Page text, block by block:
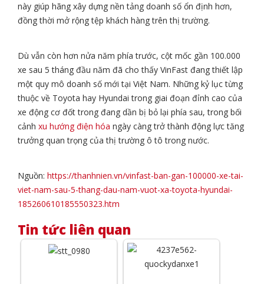
này giúp hãng xây dựng nền tảng doanh số ổn định hơn,
đồng thời mở rộng tệp khách hàng trên thị trường.
Dù vẫn còn hơn nửa năm phía trước, cột mốc gần 100.000
xe sau 5 tháng đầu năm đã cho thấy VinFast đang thiết lập
một quy mô doanh số mới tại Việt Nam. Những kỷ lục từng
thuộc về Toyota hay Hyundai trong giai đoạn đỉnh cao của
xe động cơ đốt trong đang dần bị bỏ lại phía sau, trong bối
cảnh xu hướng điện hóa ngày càng trở thành động lực tăng
trưởng quan trọng của thị trường ô tô trong nước.
Nguồn: https://thanhnien.vn/vinfast-ban-gan-100000-xe-tai-
viet-nam-sau-5-thang-dau-nam-vuot-xa-toyota-hyundai-
185260610185550323.htm
Tin tức liên quan